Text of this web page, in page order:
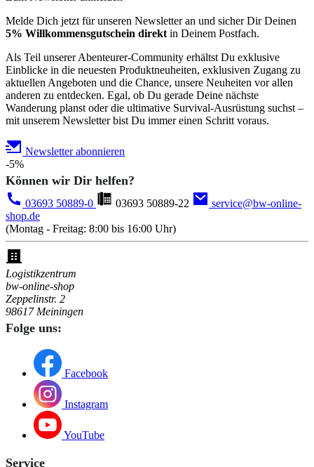
Melde Dich jetzt für unseren Newsletter an und sicher Dir Deinen
5% Willkommensgutschein direkt in Deinem Postfach.
Als Teil unserer Abenteurer-Community erhältst Du exklusive
Einblicke in die neuesten Produktneuheiten, exklusiven Zugang zu
aktuellen Angeboten und die Chance, unsere Neuheiten vor allen
anderen zu entdecken. Egal, ob Du gerade Deine nächste
Wanderung planst oder die ultimative Survival-Ausrüstung suchst –
mit unserem Newsletter bist Du immer einen Schritt voraus.
Newsletter abonnieren
-5%
Können wir Dir helfen?
03693 50889-0 03693 50889-22
service@bw-online-
shop.de
(Montag - Freitag: 8:00 bis 16:00 Uhr)
Logistikzentrum
bw-online-shop
Zeppelinstr. 2
98617 Meiningen
Folge uns:
Facebook
Instagram
YouTube
Service